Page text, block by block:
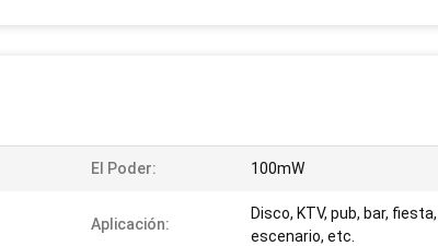
El Poder: 100mW
Aplicación:
Disco, KTV, pub, bar, fiesta,
escenario, etc.